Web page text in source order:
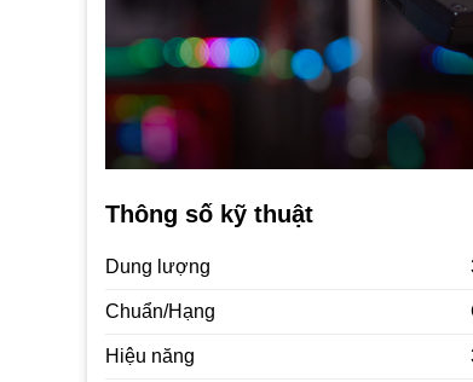
Thông số kỹ thuật
Dung lượng
Chuẩn/Hạng
Hiệu năng